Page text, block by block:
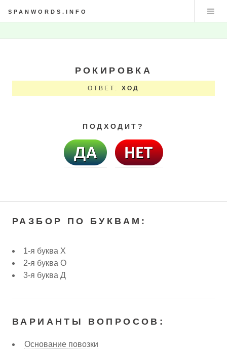
SPANWORDS.INFO
РОКИРОВКА
ОТВЕТ: ХОД
ПОДХОДИТ?
РАЗБОР ПО БУКВАМ:
1-я буква Х
2-я буква О
3-я буква Д
ВАРИАНТЫ ВОПРОСОВ:
Основание повозки